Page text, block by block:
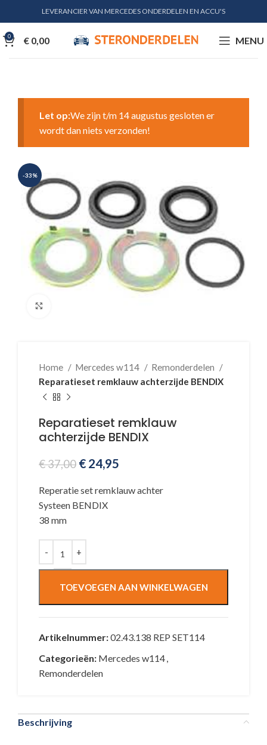
LEVERANCIER VAN MERCEDES ONDERDELEN EN ACCU'S
0 € 0,00 MENU
Let op:We zijn t/m 14 augustus gesloten er
wordt dan niets verzonden!
-33%
Home Mercedes w114
Remonderdelen
Reparatieset remklauw achterzijde BENDIX
Reparatieset remklauw
achterzijde BENDIX
€37,00 € 24,95
Reperatie set remklauw achter
Systeen BENDIX
38 mm
TOEVOEGEN AAN WINKELWAGEN
Artikelnummer:02.43.138 REP SET114
Categorieën: Mercedes w114
Remonderdelen
Beschrijving